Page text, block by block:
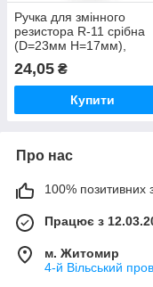
Ручка для змінного
резистора R-11 срібна
(D=23мм H=17мм),
24,05 ₴
Купити
Про нас
100% позитивних з
Працює з
м. Житомир
4-й Вільський